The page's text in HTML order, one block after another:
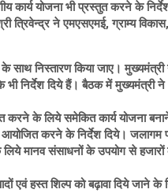
कार्य योजना भी प्रस्तुत करने के
ने एमएसएमई, ग्राम्य
के साथ निस्तारण किया जाए।
निर्देश दिये हैं। बैठक में मुख्यमंत्री
के लिये समेकित कार्य योजना
आयोजित करने के निर्देश दिये।
मानव संसाधनों के उपयोग से हजारों
हस्त शिल्प को बढ़ावा दिये जाने के